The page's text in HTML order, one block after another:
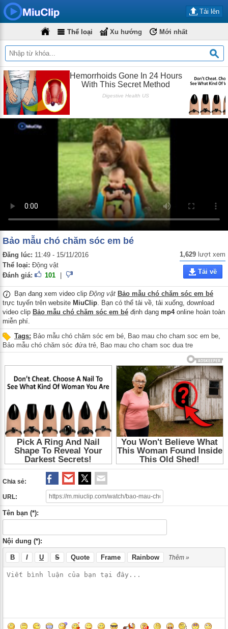
Tải lên
Thể loại Xu hướng Mới nhất
Bảo mẫu chó chăm sóc em bé
Đăng lúc: 11:49 - 15/11/2016
Thể loại: Động vật
Đánh giá:
101
1,629 lượt xem
Tải về
Bạn đang xem video clip Động vật Bảo mẫu chó chăm sóc em bé
trực tuyến trên website MiuClip. Bạn có thể tải về, tải xuống, download
video clip Bảo mẫu chó chăm sóc em bé định dạng mp4online hoàn toàn
miễn phí.
Tags: Bảo mẫu chó chăm sóc em bé, Bao mau cho cham soc em be,
Bảo mẫu chó chăm sóc đứa trẻ Bao mau cho cham soc dua tre
Chia sẻ:
URL:
Tên bạn (*):
Nội dung (*):
B I U S Quote Frame Rainbow Thêm »